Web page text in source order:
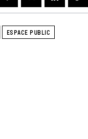
ESPACE PUBLIC